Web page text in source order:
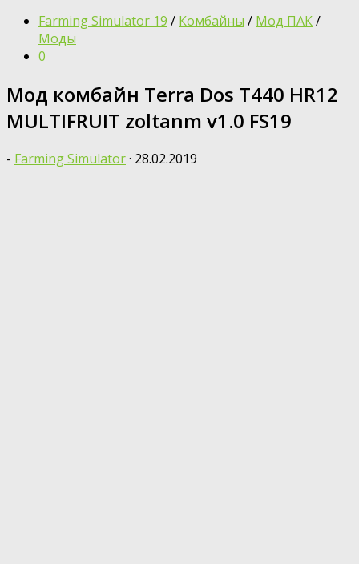
Farming Simulator 19 / Комбайны / Мод ПАК/
Моды
0
Мод комбайн Terra Dos T440 HR12
MULTIFRUIT zoltanm v1.0 FS19
- Farming Simulator· 28.02.2019